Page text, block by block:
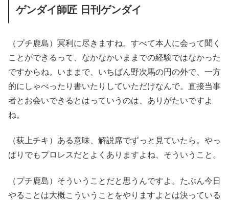
ゲンダイ師匠 日刊ゲンダイ
（プチ鹿島）冥利に尽きますね。すべて本人に会って聞く
ことができるって、なかなかいままでの経験ではなかった
ですからね。いままで、いちばん野次馬の円の外で、一方
的にしゃべったり書いたりしていただけなんで。直接当事
者とお会いできるとはっていうのは、ありがたいですよ
ね。
（荻上チキ）ある意味、解説席でずっと見ていたら。やっ
ぱりでもプロレスだとよくありますよね、そういうこと。
（プチ鹿島）そういうことだと思うんですよ。たぶん今日
やることは大概こういうことをやりますよとは決っている